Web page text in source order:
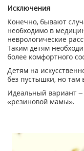
Исключения
Конечно, бывают
необходимо в
неврологические
Таким детям
более комфортного
Детям на
без пустышки, но там
Идеальный вариант –
«резиновой мамы».